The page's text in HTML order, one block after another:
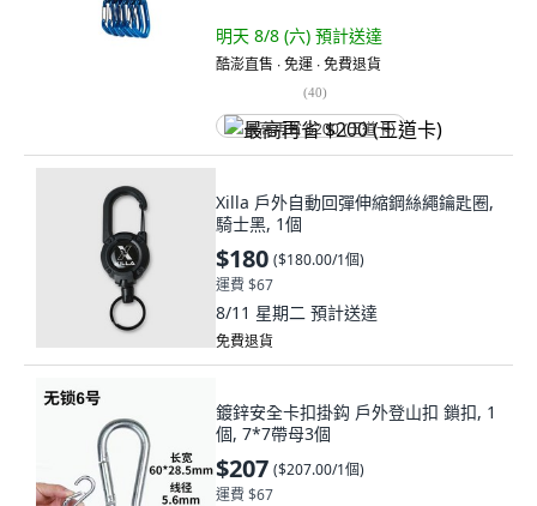
明天 8/8 (六) 預計送達
酷澎直售 ∙ 免運 ∙ 免費退貨
(40)
最高再省 $200 (王道卡)
Xilla 戶外自動回彈伸縮鋼絲繩鑰匙圈,
騎士黑, 1個
$180 ($180.00/1個)
運費 $67
8/11 星期二 預計送達
免費退貨
鍍鋅安全卡扣掛鈎 戶外登山扣 鎖扣, 1
個, 7*7帶母3個
$207 ($207.00/1個)
運費 $67